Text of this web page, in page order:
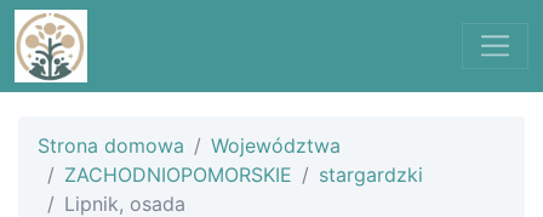
Strona domowa
Województwa
ZACHODNIOPOMORSKIE
stargardzki
Lipnik, osada